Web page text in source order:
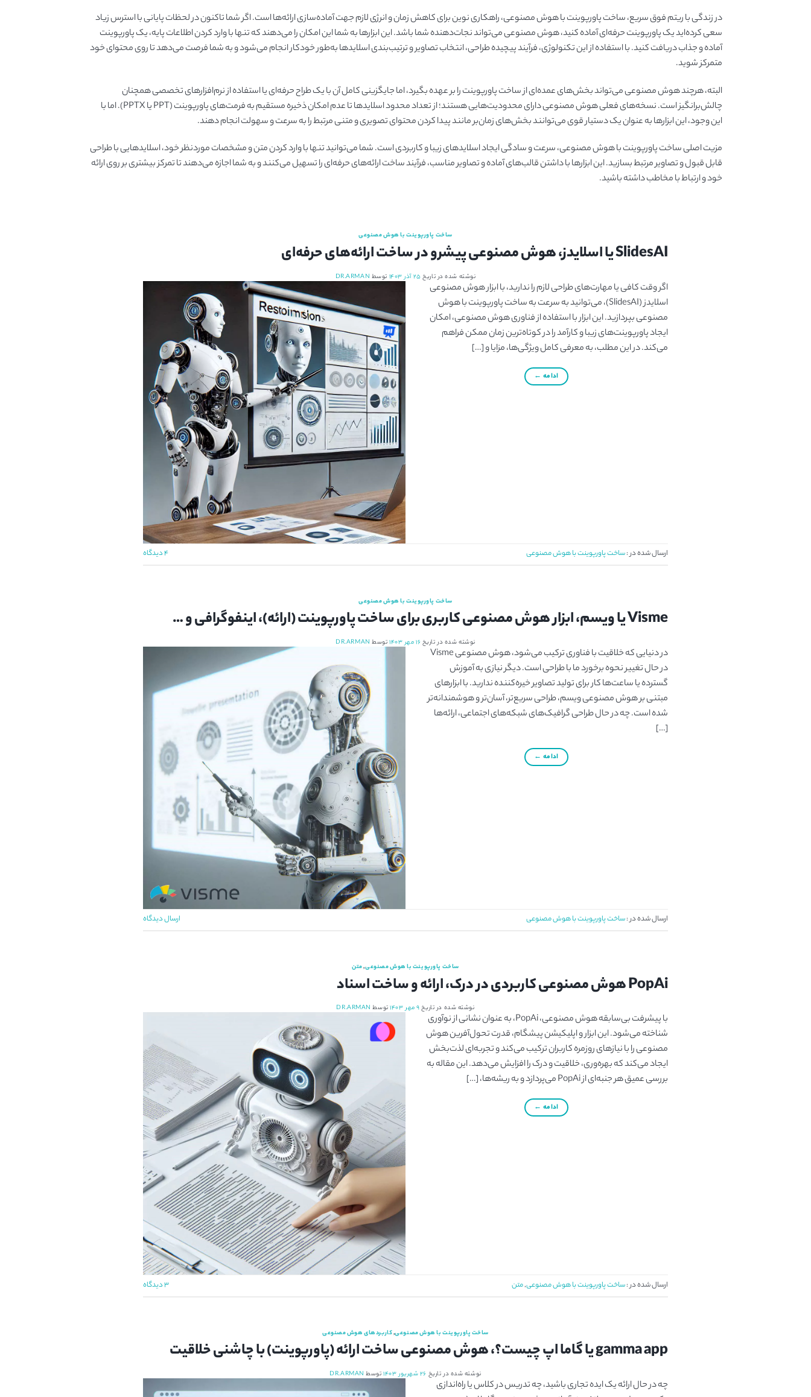
در زندگی با ریتم فوق سریع، ساخت پاورپوینت با هوش مصنوعی، راهکاری نوین برای کاهش زمان و انرژی لازم جهت آماده‌سازی ارائه‌ها است. اگر شما تاکنون در لحظات پایانی با استرس زیاد
سعی کرده‌اید یک پاورپوینت حرفه‌ای آماده کنید، هوش مصنوعی می‌تواند نجات‌دهنده شما باشد. این ابزارها به شما این امکان را می‌دهند که تنها با وارد کردن اطلاعات پایه، یک پاورپوینت
آماده و جذاب دریافت کنید. با استفاده از این تکنولوژی، فرآیند پیچیده طراحی، انتخاب تصاویر و ترتیب‌بندی اسلایدها به‌طور خودکار انجام می‌شود و به شما فرصت می‌دهد تا روی محتوای خود
متمرکز شوید.
البته، هرچند هوش مصنوعی می‌تواند بخش‌های عمده‌ای از ساخت پاورپوینت را بر عهده بگیرد، اما جایگزینی کامل آن با یک طراح حرفه‌ای یا استفاده از نرم‌افزارهای تخصصی همچنان
چالش‌برانگیز است. نسخه‌های فعلی هوش مصنوعی دارای محدودیت‌هایی هستند؛ از تعداد محدود اسلایدها تا عدم امکان ذخیره مستقیم به فرمت‌های پاورپوینت (PPT یا PPTX). اما با
این وجود، این ابزارها به عنوان یک دستیار قوی می‌توانند بخش‌های زمان‌بر مانند پیدا کردن محتوای تصویری و متنی مرتبط را به سرعت و سهولت انجام دهند.
مزیت اصلی ساخت پاورپوینت با هوش مصنوعی، سرعت و سادگی ایجاد اسلایدهای زیبا و کاربردی است. شما می‌توانید تنها با وارد کردن متن و مشخصات موردنظر خود، اسلایدهایی با طراحی
قابل قبول و تصاویر مرتبط بسازید. این ابزارها با داشتن قالب‌های آماده و تصاویر مناسب، فرآیند ساخت ارائه‌های حرفه‌ای را تسهیل می‌کنند و به شما اجازه می‌دهند تا تمرکز بیشتری بر روی ارائه
خود و ارتباط با مخاطب داشته باشید.
ساخت پاورپوینت با هوش مصنوعی
SlidesAI یا اسلایدز، هوش مصنوعی پیشرو در ساخت ارائه‌های حرفه‌ای
نوشته شده در تاریخ۲۵ آذر ۱۴۰۳ توسط DR.ARMAN
اگر وقت کافی یا مهارت‌های طراحی لازم را ندارید، با ابزار هوش مصنوعی
اسلایدز (SlidesAI)، می‌توانید به سرعت به ساخت پاورپوینت با هوش
مصنوعی بپردازید. این ابزار با استفاده از فناوری هوش مصنوعی، امکان
ایجاد پاورپوینت‌های زیبا و کارآمد را در کوتاه‌ترین زمان ممکن فراهم
می‌کند. در این مطلب، به معرفی کامل ویژگی‌ها، مزایا و […]
ادامه →
ارسال شده در :ساخت پاورپوینت با هوش مصنوعی ۴ دیدگاه
ساخت پاورپوینت با هوش مصنوعی
Visme یا ویسم، ابزار هوش مصنوعی کاربری برای ساخت پاورپوینت (ارائه)، اینفوگرافی و …
نوشته شده در تاریخ ۱۶ مهر ۱۴۰۳ توسط DR.ARMAN
در دنیایی که خلاقیت با فناوری ترکیب می‌شود، هوش مصنوعی Visme
در حال تغییر نحوه برخورد ما با طراحی است. دیگر نیازی به آموزش
گسترده یا ساعت‌ها کار برای تولید تصاویر خیره‌کننده ندارید. با ابزارهای
مبتنی بر هوش مصنوعی ویسم، طراحی سریع‌تر، آسان‌تر و هوشمندانه‌تر
شده است. چه در حال طراحی گرافیک‌های شبکه‌های اجتماعی، ارائه‌ها
[…]
ادامه →
ارسال شده در :ساخت پاورپوینت با هوش مصنوعی ارسال دیدگاه
ساخت پاورپوینت با هوش مصنوعی,متن
PopAi هوش مصنوعی کاربردی در درک، ارائه و ساخت اسناد
نوشته شده در تاریخ۹ مهر ۱۴۰۳ توسط DR.ARMAN
با پیشرفت بی‌سابقه هوش مصنوعی، PopAi، به عنوان نشانی از نوآوری
شناخته می‌شود. این ابزار و اپلیکیشن پیشگام، قدرت تحول‌آفرین هوش
مصنوعی را با نیازهای روزمره کاربران ترکیب می‌کند و تجربه‌ای لذت‌‌بخش
ایجاد می‌کند که بهره‌وری، خلاقیت و درک را افزایش می‌دهد. این مقاله به
بررسی عمیق هر جنبه‌ای از PopAi می‌پردازد و به ریشه‌ها، […]
ادامه →
ارسال شده در :ساخت پاورپوینت با هوش مصنوعی,متن ۳ دیدگاه
ساخت پاورپوینت با هوش مصنوعی,کاربردهای هوش مصنوعی
gamma app یا گاما اپ چیست؟، هوش مصنوعی ساخت ارائه (پاورپوینت) با چاشنی خلاقیت
نوشته شده در تاریخ ۲۶ شهریور ۱۴۰۳ توسط DR.ARMAN
چه در حال ارائه یک ایده تجاری باشید، چه تدریس در کلاس یا راه‌اندازی